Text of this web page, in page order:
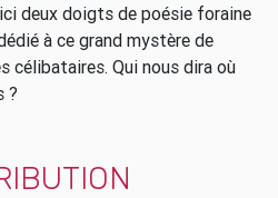
deux doigts de poésie foraine
à ce grand mystère de
célibataires. Qui nous dira où
?